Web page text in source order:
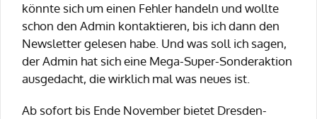
könnte sich um einen Fehler handeln und wollte
schon den Admin kontaktieren, bis ich dann den
Newsletter gelesen habe. Und was soll ich sagen,
der Admin hat sich eine Mega-Super-Sonderaktion
ausgedacht, die wirklich mal was neues ist.
Ab sofort bis Ende November bietet Dresden-